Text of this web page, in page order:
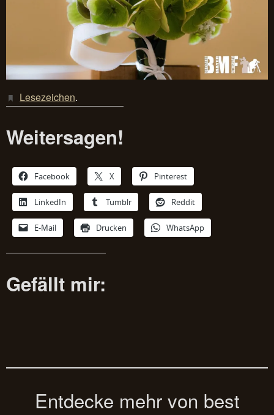
Lesezeichen.
Weitersagen!
Facebook X Pinterest
LinkedIn Tumblr Reddit
E-Mail Drucken WhatsApp
Gefällt mir:
Entdecke mehr von best